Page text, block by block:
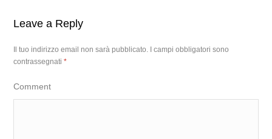
Leave a Reply
Il tuo indirizzo email non sarà pubblicato.
I campi obbligatori sono
contrassegnati*
Comment